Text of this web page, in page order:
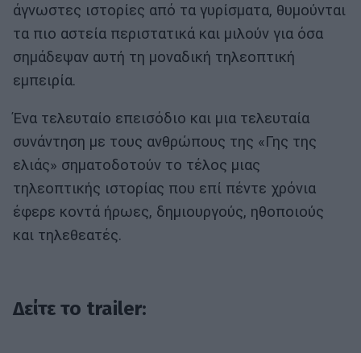
άγνωστες ιστορίες από τα γυρίσματα, θυμούνται
τα πιο αστεία περιστατικά και μιλούν για όσα
σημάδεψαν αυτή τη μοναδική τηλεοπτική
εμπειρία.
Ένα τελευταίο επεισόδιο και μια τελευταία
συνάντηση με τους ανθρώπους της «Γης της
ελιάς» σηματοδοτούν το τέλος μιας
τηλεοπτικής ιστορίας που επί πέντε χρόνια
έφερε κοντά ήρωες, δημιουργούς, ηθοποιούς
και τηλεθεατές.
Δείτε το trailer: